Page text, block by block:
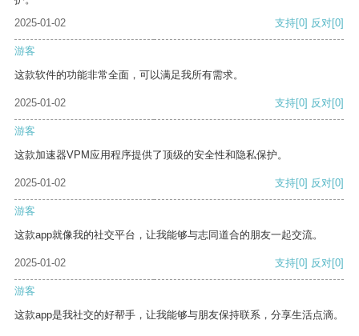
2025-01-02
支持[0] 反对[0]
游客
这款软件的功能非常全面，可以满足我所有需求。
2025-01-02 支持[0] 反对[0]
游客
这款加速器VPM应用程序提供了顶级的安全性和隐私保护。
2025-01-02 支持[0] 反对[0]
游客
这款app就像我的社交平台，让我能够与志同道合的朋友一起交流。
2025-01-02 支持[0] 反对[0]
游客
这款app是我社交的好帮手，让我能够与朋友保持联系，分享生活点滴。